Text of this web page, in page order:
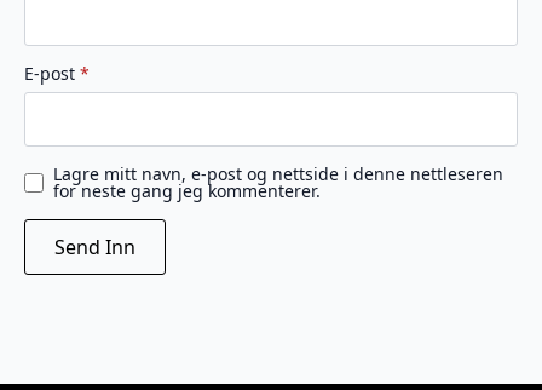
E-post *
Lagre mitt navn, e-post og nettside i denne nettleseren
for neste gang jeg kommenterer.